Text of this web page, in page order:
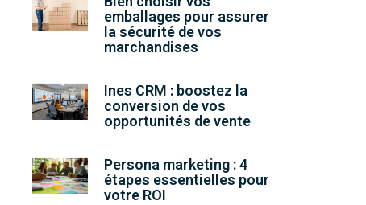
emballages pour assurer
la sécurité de vos
marchandises
Ines CRM : boostez la
conversion de vos
opportunités de vente
Persona marketing : 4
étapes essentielles pour
votre ROI